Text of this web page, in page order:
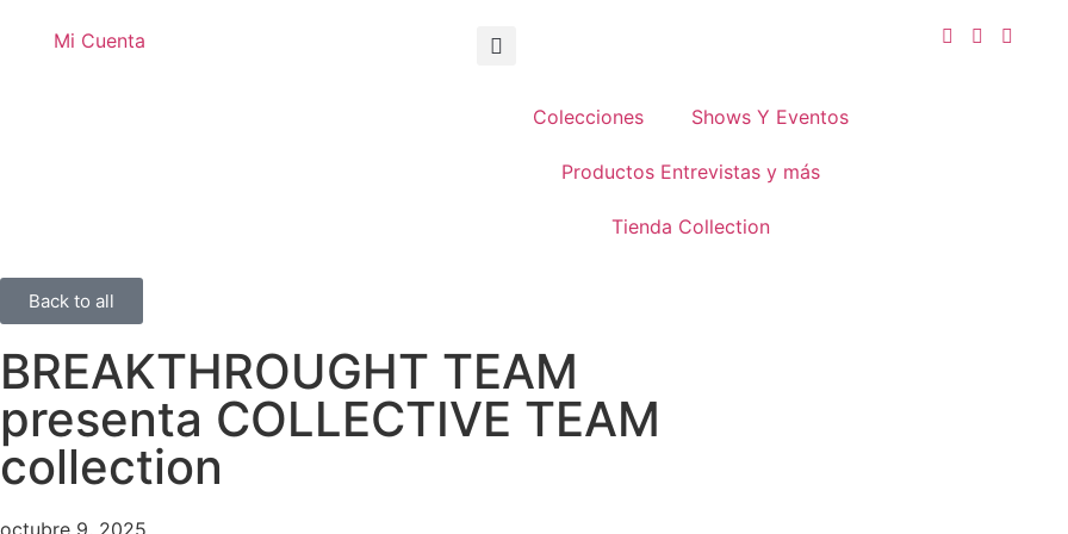
Mi Cuenta
Colecciones Shows Y Eventos
Productos Entrevistas y más
Tienda Collection
Back to all
BREAKTHROUGHT TEAM
presenta COLLECTIVE TEAM
collection
octubre 9, 2025